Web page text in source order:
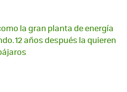
la gran planta de energía
12 años después la quieren